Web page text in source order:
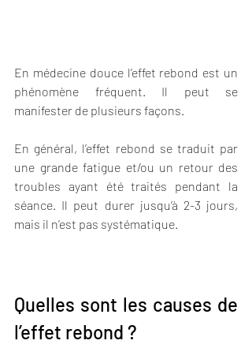
En médecine douce l’effet rebond est un
phénomène fréquent. Il peut se
manifester de plusieurs façons.
En général, l’effet rebond se traduit par
une grande fatigue et/ou un retour des
troubles ayant été traités pendant la
séance. Il peut durer jusqu’à 2-3 jours,
mais il n’est pas systématique.
Quelles sont les causes de
l’effet rebond ?